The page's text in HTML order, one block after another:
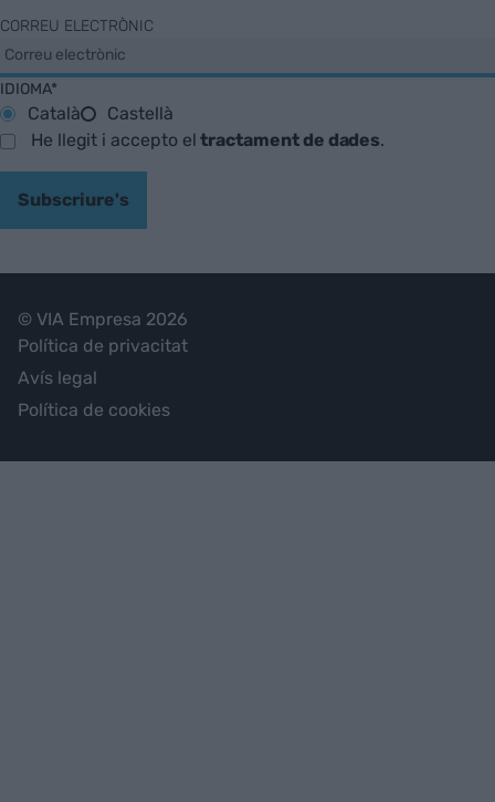
CORREU ELECTRÒNIC
IDIOMA*
Català
Castellà
He llegit i accepto eltractament de dades.
Subscriure's
© VIA Empresa 2026
Política de privacitat
Avís legal
Política de cookies